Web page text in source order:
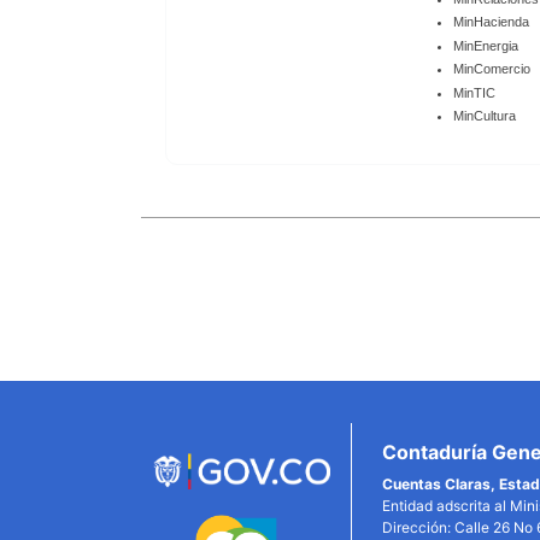
MinHacienda
MinEnergia
MinComercio
MinTIC
MinCultura
Contaduría
Cuentas Claras,
Entidad adscrita al
Dirección: Calle 26 No